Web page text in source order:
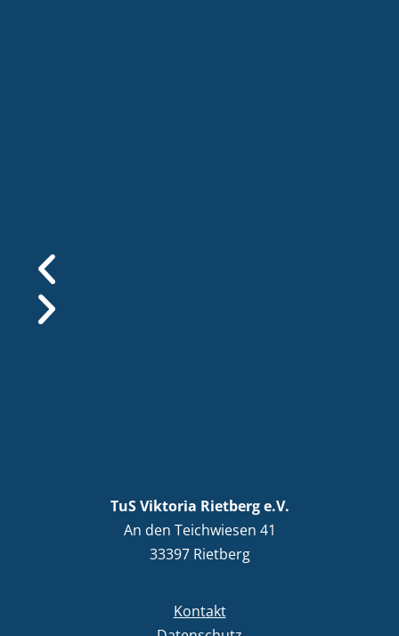
TuS Viktoria Rietberg e.V.
An den Teichwiesen 41
33397 Rietberg
Kontakt